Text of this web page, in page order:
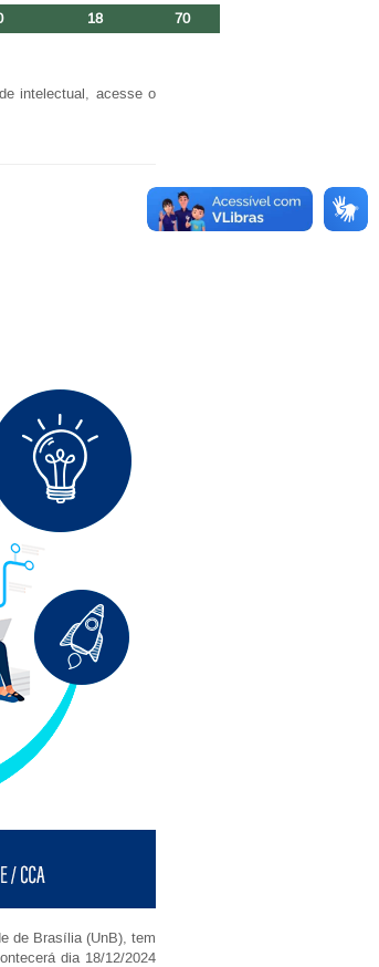
18 70
intelectual, acesse o
de Brasília (UnB), tem
dia 18/12/2024